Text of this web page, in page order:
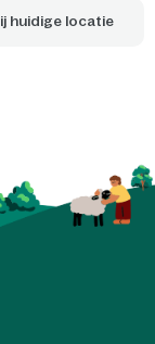
Parcs-park dichtbij
huidige locatie